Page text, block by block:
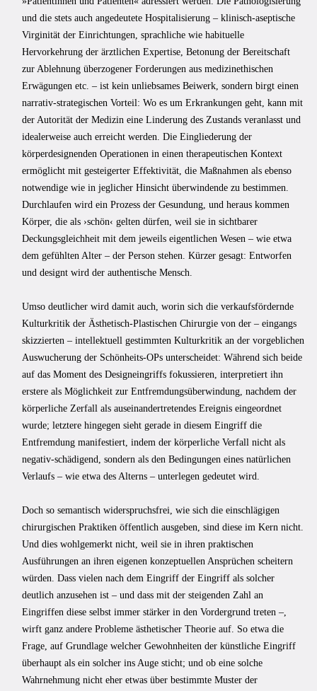
und die stets auch angedeutete Hospitalisierung – klinisch-aseptische
Virginität der Einrichtungen, sprachliche wie habituelle
Hervorkehrung der ärztlichen Expertise, Betonung der Bereitschaft
zur Ablehnung überzogener Forderungen aus medizinethischen
Erwägungen etc. – ist kein unliebsames Beiwerk, sondern birgt einen
narrativ-strategischen Vorteil: Wo es um Erkrankungen geht, kann mit
der Autorität der Medizin eine Linderung des Zustands veranlasst und
idealerweise auch erreicht werden. Die Eingliederung der
körperdesignenden Operationen in einen therapeutischen Kontext
ermöglicht mit gesteigerter Effektivität, die Maßnahmen als ebenso
notwendige wie in jeglicher Hinsicht überwindende zu bestimmen.
Durchlaufen wird ein Prozess der Gesundung, und heraus kommen
Körper, die als ›schön‹ gelten dürfen, weil sie in sichtbarer
Deckungsgleichheit mit dem jeweils eigentlichen Wesen – wie etwa
dem gefühlten Alter – der Person stehen. Kürzer gesagt: Entworfen
und designt wird der authentische Mensch.
Umso deutlicher wird damit auch, worin sich die verkaufsfördernde
Kulturkritik der Ästhetisch-Plastischen Chirurgie von der – eingangs
skizzierten – intellektuell gestimmten Kulturkritik an der vorgeblichen
Auswucherung der Schönheits-OPs unterscheidet: Während sich beide
auf das Moment des Designeingriffs fokussieren, interpretiert ihn
erstere als Möglichkeit zur Entfremdungsüberwindung, nachdem der
körperliche Zerfall als auseinandertretendes Ereignis eingeordnet
wurde; letztere hingegen sieht gerade in diesem Eingriff die
Entfremdung manifestiert, indem der körperliche Verfall nicht als
negativ-schädigend, sondern als den Bedingungen eines natürlichen
Verlaufs – wie etwa des Alterns – unterlegen gedeutet wird.
Doch so semantisch widerspruchsfrei, wie sich die einschlägigen
chirurgischen Praktiken öffentlich ausgeben, sind diese im Kern nicht.
Und dies wohlgemerkt nicht, weil sie in ihren praktischen
Ausführungen an ihren eigenen konzeptuellen Ansprüchen scheitern
würden. Dass vielen nach dem Eingriff der Eingriff als solcher
deutlich anzusehen ist – und dass mit der steigenden Zahl an
Eingriffen diese selbst immer stärker in den Vordergrund treten –,
wirft ganz andere Probleme ästhetischer Theorie auf. So etwa die
Frage, auf Grundlage welcher Gewohnheiten der künstliche Eingriff
überhaupt als ein solcher ins Auge sticht; und ob eine solche
Wahrnehmung nicht eher etwas über bestimmte Muster der